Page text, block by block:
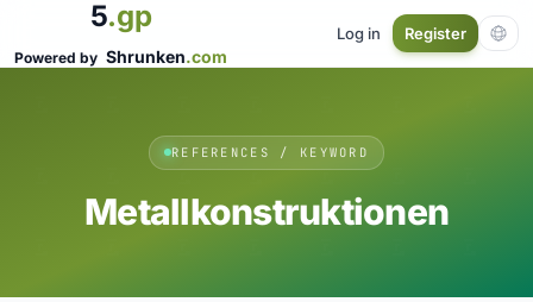
5.gp
Powered by Shrunken.com
Log in Register
REFERENCES / KEYWORD
Metallkonstruktionen